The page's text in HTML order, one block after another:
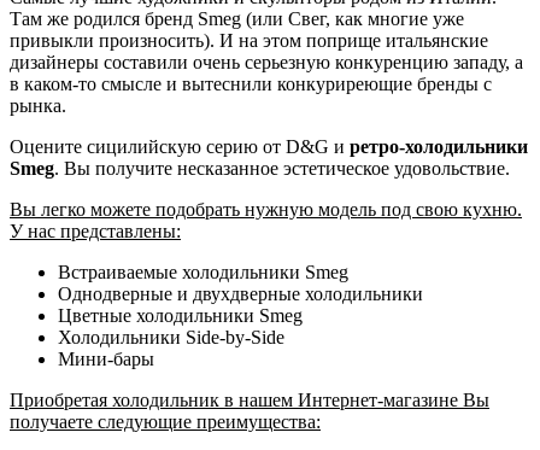
Там же родился бренд Smeg (или Свег, как многие уже
привыкли произносить). И на этом поприще итальянские
дизайнеры составили очень серьезную конкуренцию западу, а
в каком-то смысле и вытеснили конкуриреющие бренды с
рынка.
Оцените сицилийскую серию от D&G и ретро-холодильники
Smeg. Вы получите несказанное эстетическое удовольствие.
Вы легко можете подобрать нужную модель под свою кухню.
У нас представлены:
Встраиваемые холодильники Smeg
Однодверные и двухдверные холодильники
Цветные холодильники Smeg
Холодильники Side-by-Side
Мини-бары
Приобретая холодильник в нашем Интернет-магазине Вы
получаете следующие преимущества: